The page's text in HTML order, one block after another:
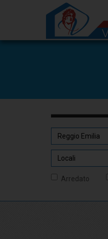
Arredato